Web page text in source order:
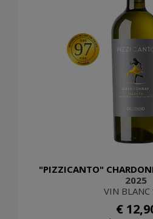
97
"PIZZICANTO"
2025
VIN BLANC
€